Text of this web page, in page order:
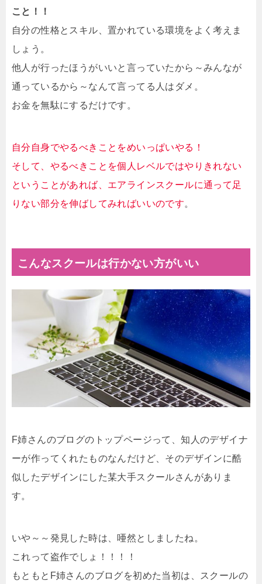
こと！！
自分の性格とスキル、置かれている環境をよく考えま
しょう。
他人が行ったほうがいいと言っていたから～みんなが
通っているから～なんて言ってる人はダメ。
お金を無駄にするだけです。
自分自身でやるべきことをめいっぱいやる！
そして、やるべきことを個人レベルではやりきれない
ということがあれば、エアラインスクールに通って足
りない部分を伸ばしてみればいいのです。
こんなスクールは行かない方がいい
F姉さんのブログのトップページって、知人のデザイナ
ーが作ってくれたものなんだけど、そのデザインに酷
似したデザインにした某大手スクールさんがありま
す。
いや～～発見した時は、唖然としましたね。
これって盗作でしょ！！！！
もともとF姉さんのブログを初めた当初は、スクールの